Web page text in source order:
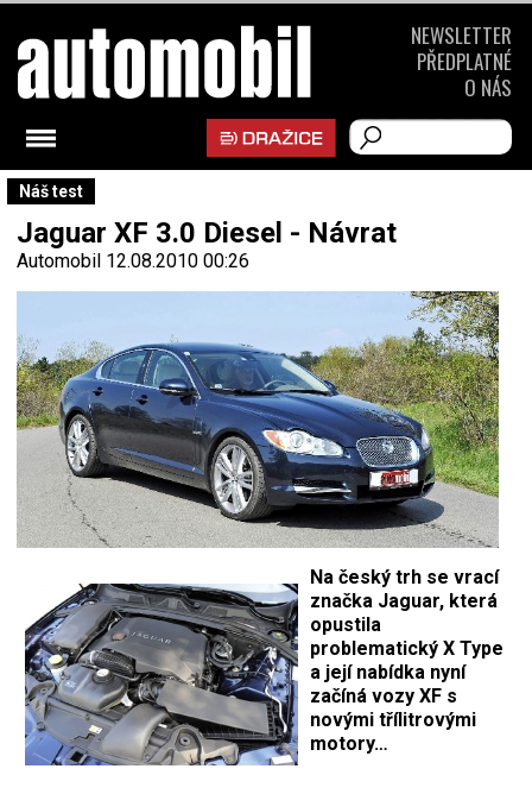
Náš test
Jaguar XF 3.0 Diesel - Návrat
Automobil 12.08.2010 00:26
Na český trh se vrací
značka Jaguar, která
opustila
problematický X Type
a její nabídka nyní
začíná vozy XF s
novými třílitrovými
motory…
NEWSLETTER
PŘEDPLATNÉ
O NÁS